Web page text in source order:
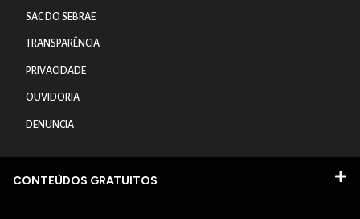
SAC DO SEBRAE
TRANSPARÊNCIA
PRIVACIDADE
OUVIDORIA
DENUNCIA
CONTEÚDOS GRATUITOS